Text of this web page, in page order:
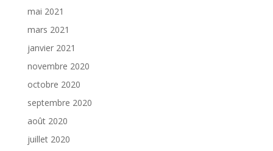
mai 2021
mars 2021
janvier 2021
novembre 2020
octobre 2020
septembre 2020
août 2020
juillet 2020